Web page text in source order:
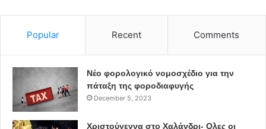
Popular Recent Comments
Νέο φορολογικό νομοσχέδιο για την
πάταξη της φοροδιαφυγής
December 5, 2023
Χριστούγεννα στο Χαλάνδρι- Ολες οι